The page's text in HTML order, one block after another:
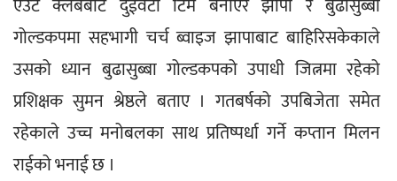
गोल्डकपमा सहभागी चर्च ब्वाइज झापाबाट बाहिरिसकेकाले
उसको ध्यान बुढासुब्बा गोल्डकपको उपाधी जित्नमा रहेको
प्रशिक्षक सुमन श्रेष्ठले बताए । गतबर्षको उपबिजेता समेत
रहेकाले उच्च मनोबलका साथ प्रतिष्पर्धा गर्ने कप्तान मिलन
राईको भनाई छ ।